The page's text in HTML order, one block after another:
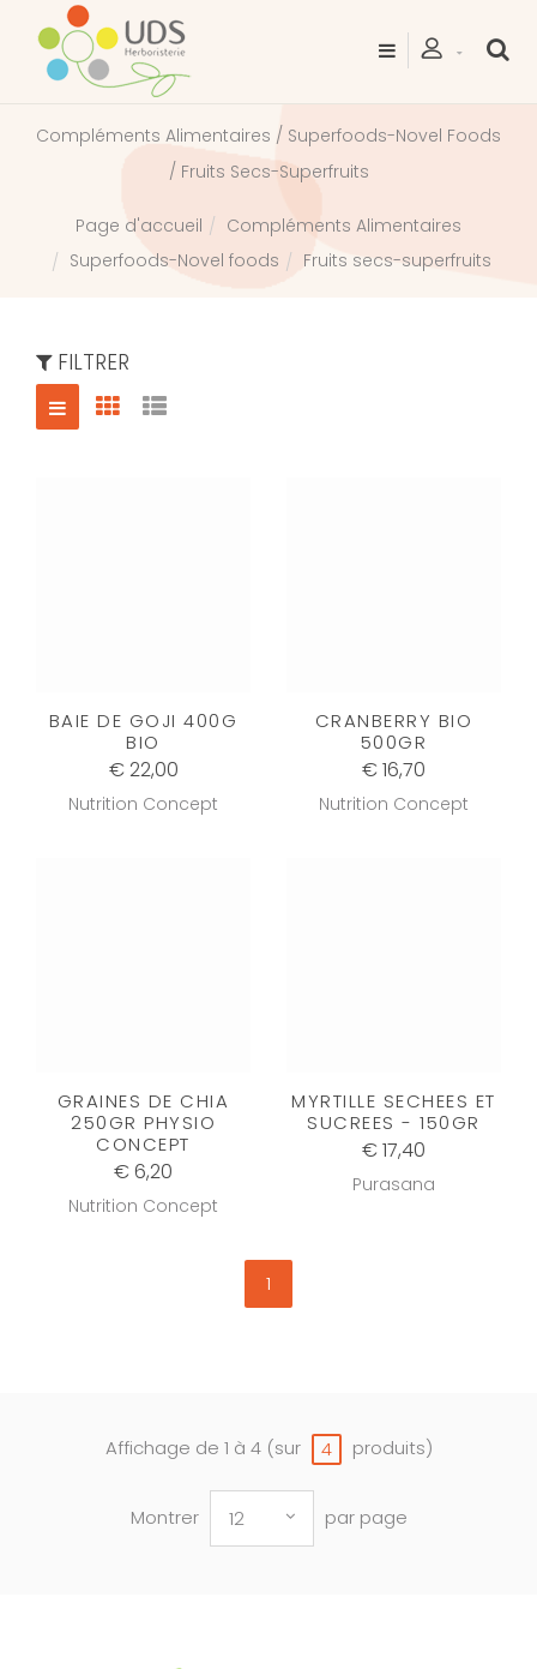
Compléments Alimentaires / Superfoods-Novel Foods
/ Fruits Secs-Superfruits
Page d'accueil
Compléments Alimentaires
Superfoods-Novel foods
Fruits secs-superfruits
FILTRER
BAIE DE GOJI 400G
BIO
€ 22,00
Nutrition Concept
CRANBERRY BIO
500GR
€ 16,70
Nutrition Concept
GRAINES DE CHIA
250GR PHYSIO
CONCEPT
€ 6,20
Nutrition Concept
MYRTILLE SECHEES ET
SUCREES - 150GR
€ 17,40
Purasana
1
Affichage de 1 à 4 (sur 4 produits)
Montrer 12 par page